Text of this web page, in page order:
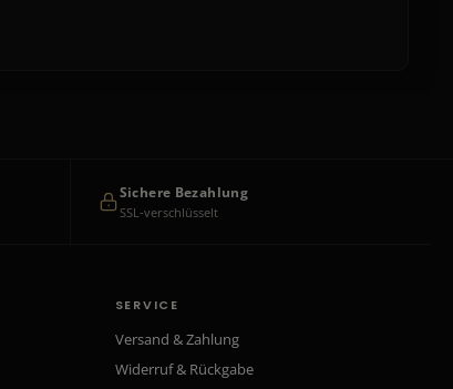
Sichere Bezahlung
SSL-verschlüsselt
SERVICE
Versand & Zahlung
Widerruf & Rückgabe